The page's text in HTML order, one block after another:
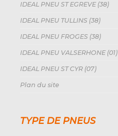
IDEAL PNEU ST EGREVE (38)
IDEAL PNEU TULLINS (38)
IDEAL PNEU FROGES (38)
IDEAL PNEU VALSERHONE (01)
IDEAL PNEU ST CYR (07)
Plan du site
TYPE DE PNEUS